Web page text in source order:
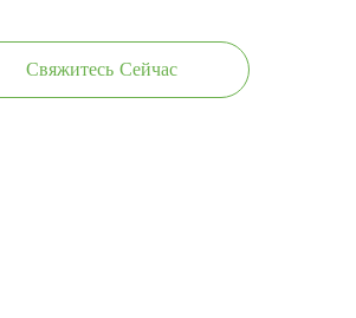
Свяжитесь Сейчас